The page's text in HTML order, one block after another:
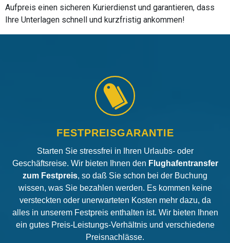
Aufpreis einen sicheren Kurierdienst und garantieren, dass
Ihre Unterlagen schnell und kurzfristig ankommen!
FESTPREISGARANTIE
Starten Sie stressfrei in Ihren Urlaubs- oder
Geschäftsreise. Wir bieten Ihnen den Flughafentransfer
zum Festpreis, so daß Sie schon bei der Buchung
wissen, was Sie bezahlen werden. Es kommen keine
versteckten oder unerwarteten Kosten mehr dazu, da
alles in unserem Festpreis enthalten ist. Wir bieten Ihnen
ein gutes Preis-Leistungs-Verhältnis und verschiedene
Preisnachlässe.